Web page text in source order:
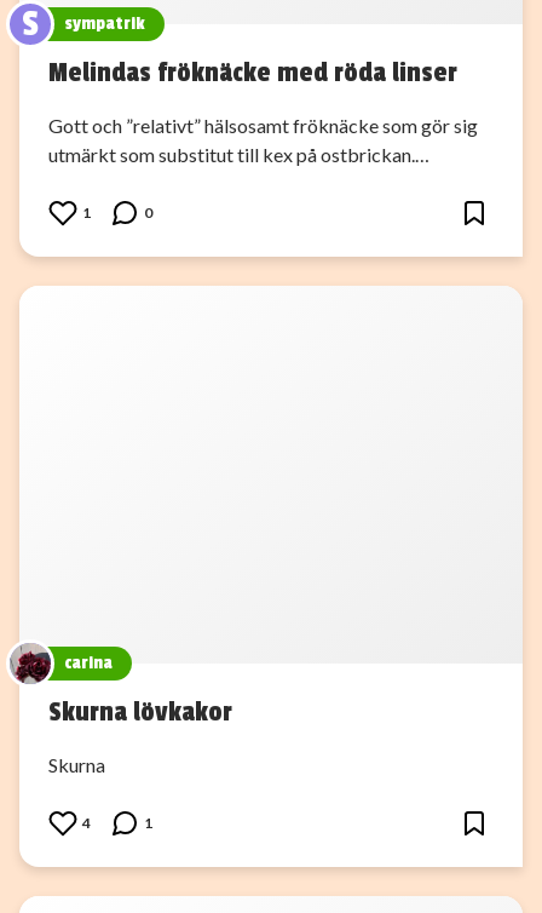
S sympatrik
Melindas fröknäcke med röda linser
Gott och ”relativt” hälsosamt fröknäcke som gör sig
utmärkt som substitut till kex på ostbrickan.…
1 0
carina
Skurna lövkakor
Skurna
4 1